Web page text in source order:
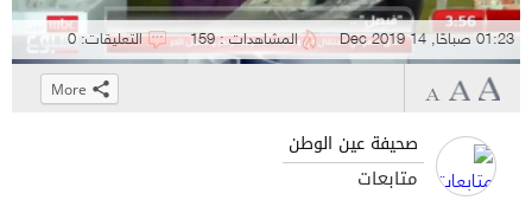
01:23 صباحًا, 14 Dec 2019 المشاهدات : 159 التعليقات: 0
صحيفة عين الوطن
متابعات
Click
More